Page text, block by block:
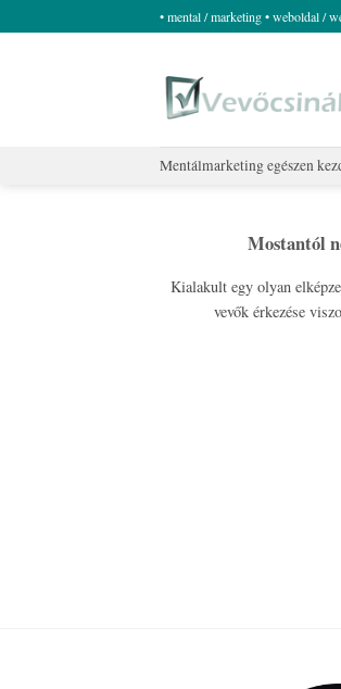
to
• mental / marketing • weboldal /
Mentálmarketing egészen
Mostantól
Kialakult egy olyan
vevők érkezése